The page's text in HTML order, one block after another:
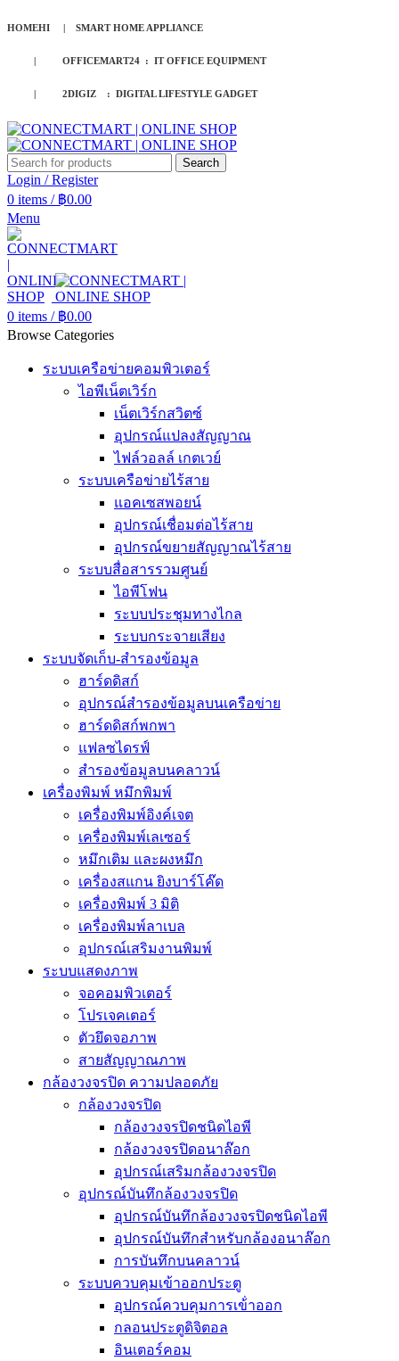
HOMEHI | SMART HOME APPLIANCE
| OFFICEMART24 : IT OFFICE EQUIPMENT
| 2DIGIZ : DIGITAL LIFESTYLE GADGET
Search
Login / Register
0 items / ฿0.00
Menu
0 items / ฿0.00
Browse Categories
ระบบเครือข่ายคอมพิวเตอร์
ไอพีเน็ตเวิร์ก
เน็ตเวิร์กสวิตซ์
อุปกรณ์แปลงสัญญาณ
ไฟล์วอลล์ เกตเวย์
ระบบเครือข่ายไร้สาย
แอคเซสพอยน์
อุปกรณ์เชื่อมต่อไร้สาย
อุปกรณ์ขยายสัญญาณไร้สาย
ระบบสื่อสารรวมศูนย์
ไอพีโฟน
ระบบประชุมทางไกล
ระบบกระจายเสียง
ระบบจัดเก็บ-สำรองข้อมูล
ฮาร์ดดิสก์
อุปกรณ์สำรองข้อมูลบนเครือข่าย
ฮาร์ดดิสก์พกพา
แฟลซไดรฟ์
สำรองข้อมูลบนคลาวน์
เครื่องพิมพ์ หมึกพิมพ์
เครื่องพิมพ์อิงค์เจต
เครื่องพิมพ์เลเซอร์
หมึกเติม และผงหมึก
เครื่องสแกน ยิงบาร์โค๊ด
เครื่องพิมพ์ 3 มิติ
เครื่องพิมพ์ลาเบล
อุปกรณ์เสริมงานพิมพ์
ระบบแสดงภาพ
จอคอมพิวเตอร์
โปรเจคเตอร์
ตัวยึดจอภาพ
สายสัญญาณภาพ
กล้องวงจรปิด ความปลอดภัย
กล้องวงจรปิด
กล้องวงจรปิดชนิดไอพี
กล้องวงจรปิดอนาล๊อก
อุปกรณ์เสริมกล้องวงจรปิด
อุปกรณ์บันทึกล้องวงจรปิด
อุปกรณ์บันทึกล้องวงจรปิดชนิดไอพี
อุปกรณ์บันทึกสำหรับกล้องอนาล๊อก
การบันทึกบนคลาวน์
ระบบควบคุมเข้าออกประตู
อุปกรณ์ควบคุมการเข้่าออก
กลอนประตูดิจิตอล
อินเตอร์คอม